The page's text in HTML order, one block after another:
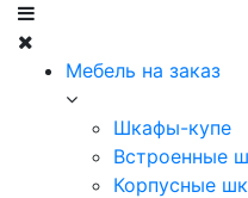
Мебель на заказ
Шкафы-купе
Встроенные
Корпусные